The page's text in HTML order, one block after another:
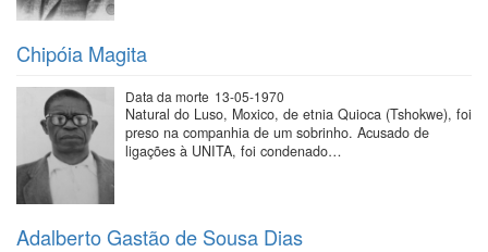
Chipóia Magita
Data da morte 13-05-1970
Natural do Luso, Moxico, de etnia Quioca (Tshokwe), foi
preso na companhia de um sobrinho. Acusado de
ligações à UNITA, foi condenado…
Adalberto Gastão de Sousa Dias